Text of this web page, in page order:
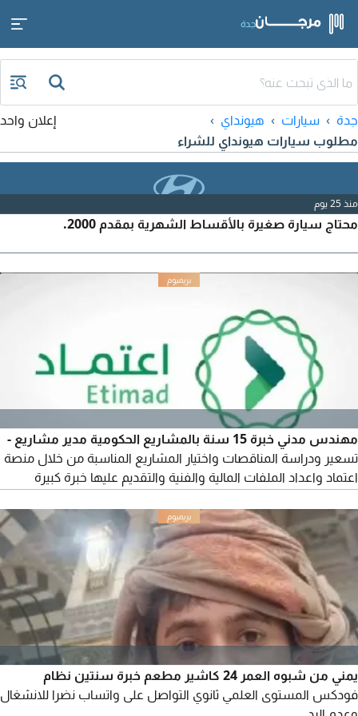
جدة
جدة سيارات
هيونداي
مطلوب سيارات هيونداي للشراء
إعلان واحد
منذ 25 يوم
محتاج سيارة صغيرة بالأقساط الشهرية بمقدم 2000.
مهندس مدني خبرة 15 سنة بالمشاريع الحكومية مدير مشاريع -
تسعير ودراسة المناقصات واختيار المشاريع المناسبة من خلال منصة
اعتماد واعداد الملفات المالية والفنية والتقديم عليها خبرة كبيرة
(الرجاء التواصل فقط للشركات ذات القدرة ولديها المتطلبات
والامكانيات المالية والفنية للمشاريع الحكومية)
يمني من شبوه العمر 24 كاشير مطعم خبرة سنتين نظام
فودكس المستوى العلمي ثانوي التواصل على واتساب نضرا للانشغال